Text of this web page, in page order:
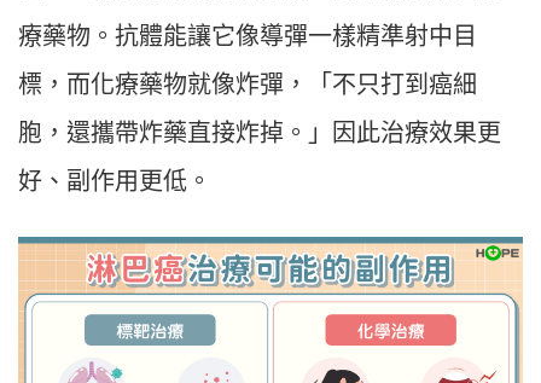
療藥物。抗體能讓它像導彈一樣精準射中目
標，而化療藥物就像炸彈，「不只打到癌細
胞，還攜帶炸藥直接炸掉。」因此治療效果更
好、副作用更低。